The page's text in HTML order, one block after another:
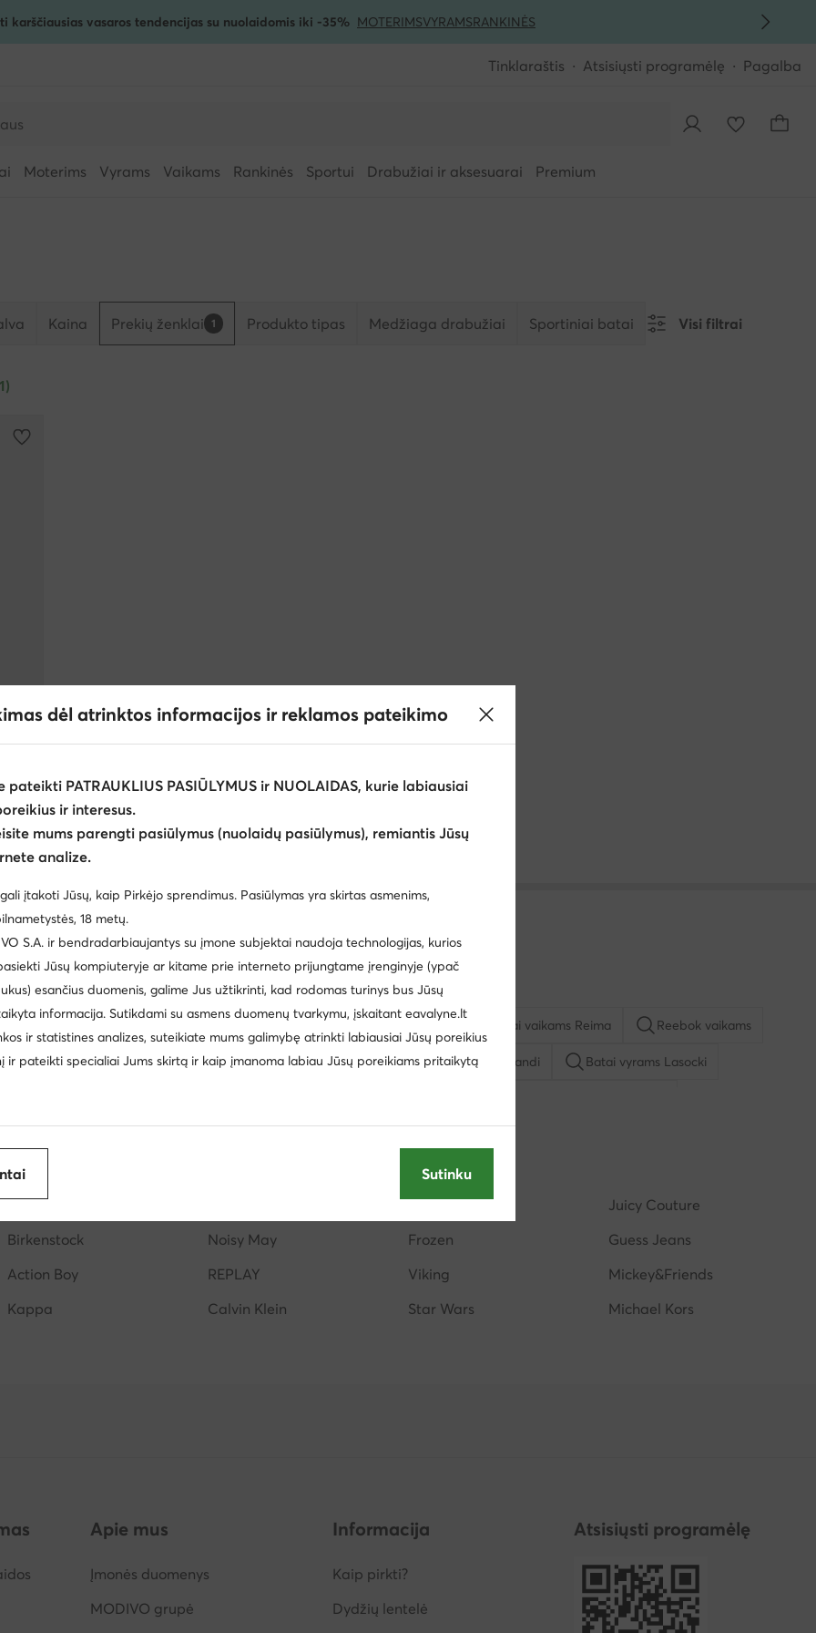
karščiausias vasaros tendencijas su nuolaidomis iki -35% MOTERIMSVYRAMSRANKINĖS
Tinklaraštis Atsisiųsti programėlę Pagalba
Moterims Vyrams Vaikams Rankinės Sportui Drabužiai ir aksesuarai Premium
Kaina Prekių ženklai 1 Produkto tipas Medžiaga drabužiai Sportiniai batai Visi filtrai
Batai vaikams Nike Šlepetės vyrams Reebok vyrams Batai vaikams Reima Reebok vaikams
laisvalaikio batai vyrams Aeronautica Militare Žemi laisvalaikio batai vyrams Sprandi Batai vyrams Lasocki
Clara Barson Reebok
Juicy Couture
Birkenstock Noisy May Frozen
Guess Jeans
Action Boy REPLAY Viking
Mickey&Friends
Kappa Calvin Klein Star Wars Michael Kors
Apie mus
Įmonės duomenys
MODIVO grupė
Informacija
Kaip pirkti?
Dydžių lentelė
Atsisiųsti programėlę
dėl atrinktos informacijos ir reklamos pateikimo
pateikti PATRAUKLIUS PASIŪLYMUS ir NUOLAIDAS, kurie labiausiai
ir interesus.
mums parengti pasiūlymus (nuolaidų pasiūlymus), remiantis Jūsų
analize.
įtakoti Jūsų, kaip Pirkėjo sprendimus. Pasiūlymas yra skirtas asmenims,
18 metų.
S.A. ir bendradarbiaujantys su įmone subjektai naudoja technologijas, kurios
Jūsų kompiuteryje ar kitame prie interneto prijungtame įrenginyje (ypač
esančius duomenis, galime Jus užtikrinti, kad rodomas turinys bus Jūsų
informacija. Sutikdami su asmens duomenų tvarkymu, įskaitant eavalyne.lt
ir statistines analizes, suteikiate mums galimybę atrinkti labiausiai Jūsų poreikius
ir pateikti specialiai Jums skirtą ir kaip įmanoma labiau Jūsų poreikiams pritaikytą
Sutinku